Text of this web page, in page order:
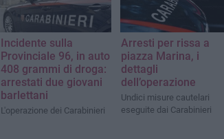
Incidente sulla
Provinciale 96, in auto
408 grammi di droga:
arrestati due giovani
barlettani
L'operazione dei Carabinieri
Arresti per rissa a
piazza Marina, i
dettagli
dell’operazione
Undici misure cautelari
eseguite dai Carabinieri